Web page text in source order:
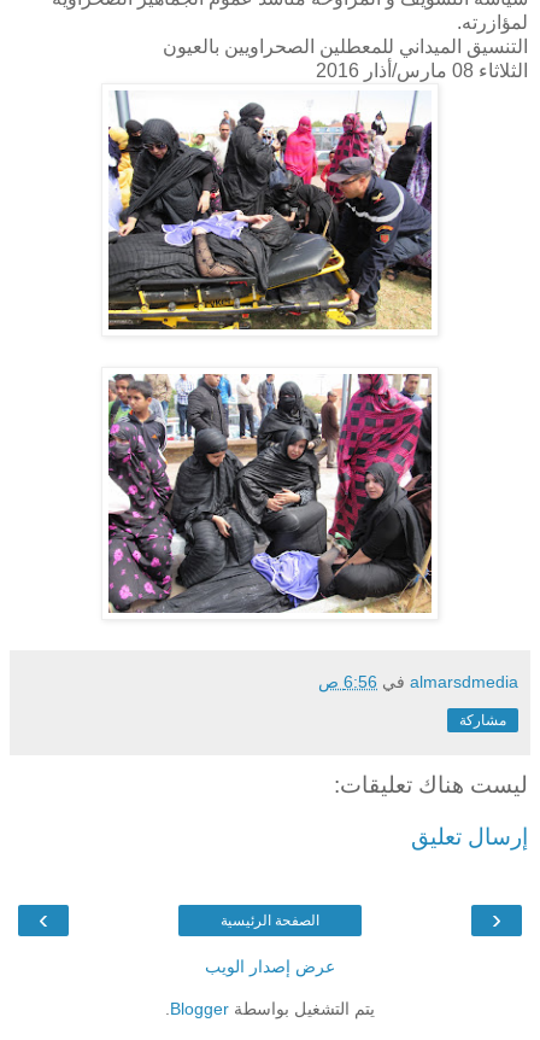
لمؤازرته.
التنسيق الميداني للمعطلين الصحراويين بالعيون
الثلاثاء 08 مارس/أذار
2016
almarsdmedia في 6:56 ص
مشاركة
ليست هناك تعليقات:
إرسال تعليق
‹
› الصفحة الرئيسية
عرض إصدار الويب
يتم التشغيل بواسطة Blogger